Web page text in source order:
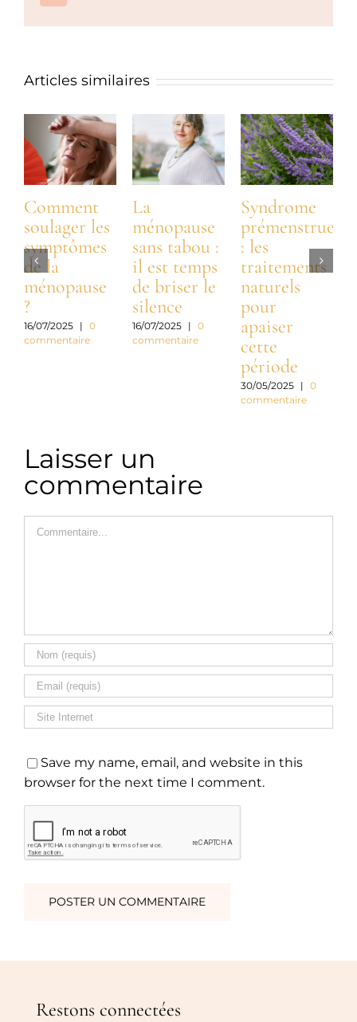
Articles similaires
Comment
soulager les
symptômes
de la
ménopause
?
16/07/2025 | 0
commentaire
La
ménopause
sans tabou :
il est temps
de briser le
silence
16/07/2025 | 0
commentaire
Syndrome
prémenstruel
: les
traitements
naturels
pour
apaiser
cette
période
30/05/2025 | 0
commentaire
Laisser un
commentaire
Commentaire
Save my name, email, and website in this
browser for the next time I comment.
Restons connectées